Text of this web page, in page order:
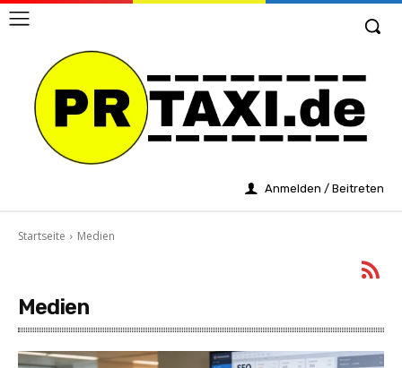
Anmelden / Beitreten
Startseite Medien
Medien